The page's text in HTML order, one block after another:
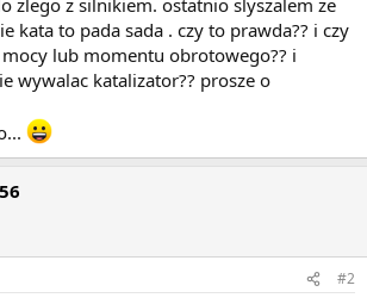
kata to pada sada . czy to prawda?? i czy
lub momentu obrotowego?? i
wywalac katalizator?? prosze o
#2